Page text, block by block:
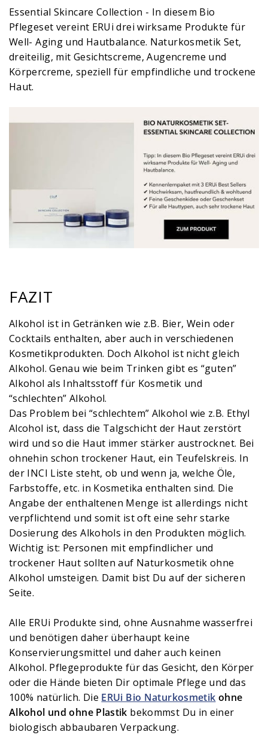
Essential Skincare Collection - In diesem Bio
Pflegeset vereint ERUi drei wirksame Produkte für
Well- Aging und Hautbalance. Naturkosmetik Set,
dreiteilig, mit Gesichtscreme, Augencreme und
Körpercreme, speziell für empfindliche und trockene
Haut.
FAZIT
Alkohol ist in Getränken wie z.B. Bier, Wein oder
Cocktails enthalten, aber auch in verschiedenen
Kosmetikprodukten. Doch Alkohol ist nicht gleich
Alkohol. Genau wie beim Trinken gibt es “guten”
Alkohol als Inhaltsstoff für Kosmetik und
“schlechten” Alkohol.
Das Problem bei “schlechtem” Alkohol wie z.B. Ethyl
Alcohol ist, dass die Talgschicht der Haut zerstört
wird und so die Haut immer stärker austrocknet. Bei
ohnehin schon trockener Haut, ein Teufelskreis. In
der INCI Liste steht, ob und wenn ja, welche Öle,
Farbstoffe, etc. in Kosmetika enthalten sind. Die
Angabe der enthaltenen Menge ist allerdings nicht
verpflichtend und somit ist oft eine sehr starke
Dosierung des Alkohols in den Produkten möglich.
Wichtig ist: Personen mit empfindlicher und
trockener Haut sollten auf Naturkosmetik ohne
Alkohol umsteigen. Damit bist Du auf der sicheren
Seite.
Alle ERUi Produkte sind, ohne Ausnahme wasserfrei
und benötigen daher überhaupt keine
Konservierungsmittel und daher auch keinen
Alkohol. Pflegeprodukte für das Gesicht, den Körper
oder die Hände bieten Dir optimale Pflege und das
100% natürlich. Die ERUi Bio Naturkosmetik ohne
Alkohol und ohne Plastik bekommst Du in einer
biologisch abbaubaren Verpackung.